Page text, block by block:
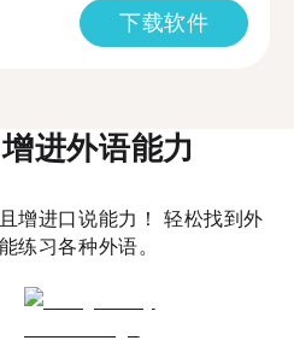
下载软件
进外语能力
增进口说能力！ 轻松找到外
练习各种外语。